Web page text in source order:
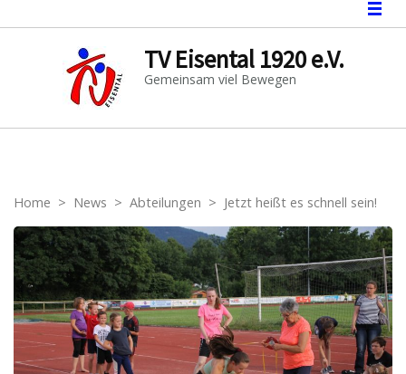
TV Eisental 1920 e.V.
Gemeinsam viel Bewegen
Home > News > Abteilungen > Jetzt heißt es schnell sein!